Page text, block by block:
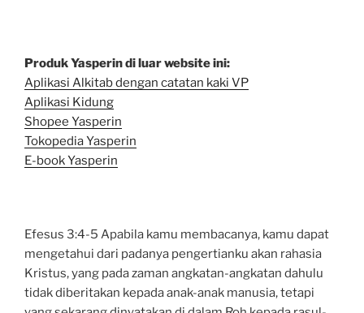
Produk Yasperin di luar website ini:
Aplikasi Alkitab dengan catatan kaki VP
Aplikasi Kidung
Shopee Yasperin
Tokopedia Yasperin
E-book Yasperin
Efesus 3:4-5 Apabila kamu membacanya, kamu dapat
mengetahui dari padanya pengertianku akan rahasia
Kristus, yang pada zaman angkatan-angkatan dahulu
tidak diberitakan kepada anak-anak manusia, tetapi